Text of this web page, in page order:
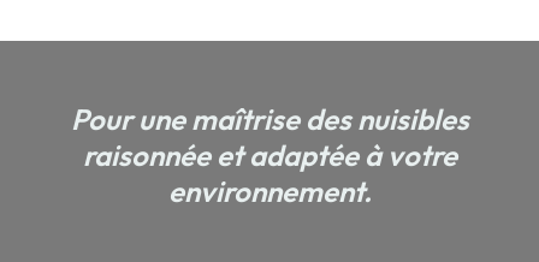
Pour une maîtrise des nuisibles
raisonnée et adaptée à votre
environnement.